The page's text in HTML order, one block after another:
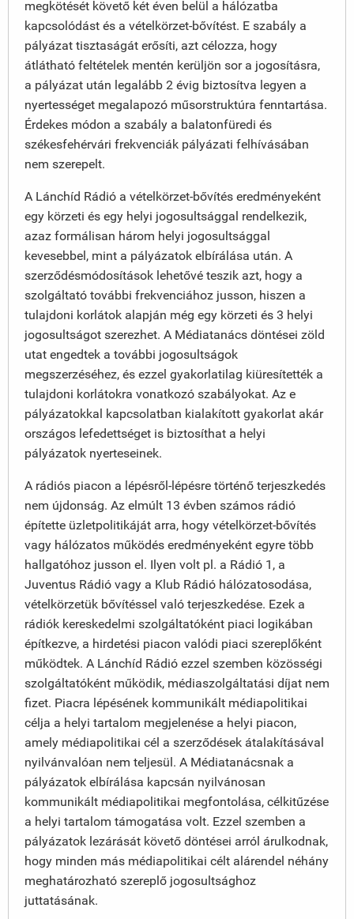
megkötését követő két éven belül a hálózatba
kapcsolódást és a vételkörzet-bővítést. E szabály a
pályázat tisztaságát erősíti, azt célozza, hogy
átlátható feltételek mentén kerüljön sor a jogosításra,
a pályázat után legalább 2 évig biztosítva legyen a
nyertességet megalapozó műsorstruktúra fenntartása.
Érdekes módon a szabály a balatonfüredi és
székesfehérvári frekvenciák pályázati felhívásában
nem szerepelt.
A Lánchíd Rádió a vételkörzet-bővítés eredményeként
egy körzeti és egy helyi jogosultsággal rendelkezik,
azaz formálisan három helyi jogosultsággal
kevesebbel, mint a pályázatok elbírálása után. A
szerződésmódosítások lehetővé teszik azt, hogy a
szolgáltató további frekvenciához jusson, hiszen a
tulajdoni korlátok alapján még egy körzeti és 3 helyi
jogosultságot szerezhet. A Médiatanács döntései zöld
utat engedtek a további jogosultságok
megszerzéséhez, és ezzel gyakorlatilag kiüresítették a
tulajdoni korlátokra vonatkozó szabályokat. Az e
pályázatokkal kapcsolatban kialakított gyakorlat akár
országos lefedettséget is biztosíthat a helyi
pályázatok nyerteseinek.
A rádiós piacon a lépésről-lépésre történő terjeszkedés
nem újdonság. Az elmúlt 13 évben számos rádió
építette üzletpolitikáját arra, hogy vételkörzet-bővítés
vagy hálózatos működés eredményeként egyre több
hallgatóhoz jusson el. Ilyen volt pl. a Rádió 1, a
Juventus Rádió vagy a Klub Rádió hálózatosodása,
vételkörzetük bővítéssel való terjeszkedése. Ezek a
rádiók kereskedelmi szolgáltatóként piaci logikában
építkezve, a hirdetési piacon valódi piaci szereplőként
működtek. A Lánchíd Rádió ezzel szemben közösségi
szolgáltatóként működik, médiaszolgáltatási díjat nem
fizet. Piacra lépésének kommunikált médiapolitikai
célja a helyi tartalom megjelenése a helyi piacon,
amely médiapolitikai cél a szerződések átalakításával
nyilvánvalóan nem teljesül. A Médiatanácsnak a
pályázatok elbírálása kapcsán nyilvánosan
kommunikált médiapolitikai megfontolása, célkitűzése
a helyi tartalom támogatása volt. Ezzel szemben a
pályázatok lezárását követő döntései arról árulkodnak,
hogy minden más médiapolitikai célt alárendel néhány
meghatározható szereplő jogosultsághoz
juttatásának.